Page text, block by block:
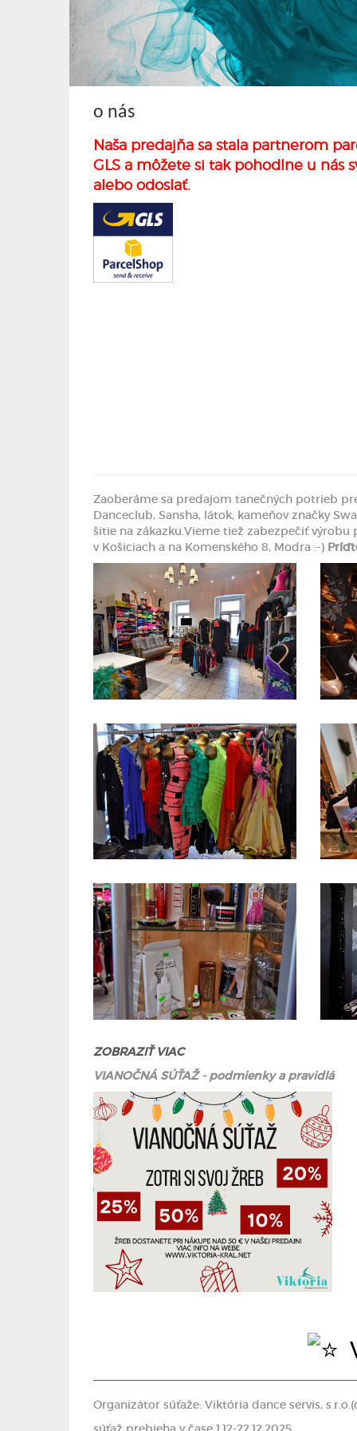
o nás
Naša predajňa sa stala partnerom
GLS a môžete si tak pohodlne u nás
alebo odoslať.
Zaoberáme sa predajom tanečných potrieb
Danceclub, Sansha, látok, kameňov značky
šitie na zákazku.Vieme tiež zabezpečiť
v Košiciach a na Komenského 8, Modra :-)
ZOBRAZIŤ VIAC
VIANOČNÁ SÚŤAŽ - podmienky a pravidlá
Organizátor súťaže: Viktória dance servis,